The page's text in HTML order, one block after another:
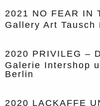
2021 NO FEAR IN
Gallery Art Tausch
2020 PRIVILEG –
Galerie Intershop
Berlin
2020 LACKAFFE